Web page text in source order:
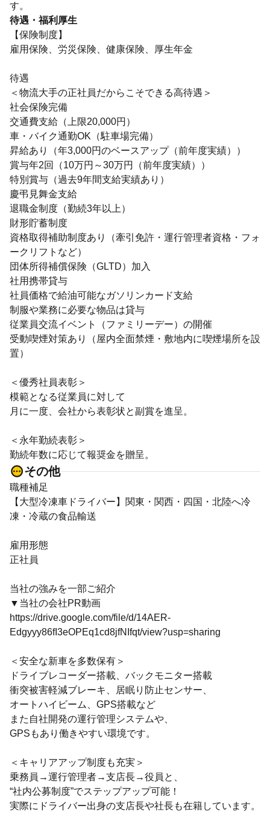
す。
待遇・福利厚生
【保険制度】
雇用保険、労災保険、健康保険、厚生年金
待遇
＜物流大手の正社員だからこそできる高待遇＞
社会保険完備
交通費支給（上限20,000円）
車・バイク通勤OK（駐車場完備）
昇給あり（年3,000円のベースアップ（前年度実績））
賞与年2回（10万円～30万円（前年度実績））
特別賞与（過去9年間支給実績あり）
慶弔見舞金支給
退職金制度（勤続3年以上）
財形貯蓄制度
資格取得補助制度あり（牽引免許・運行管理者資格・フォ
ークリフトなど）
団体所得補償保険（GLTD）加入
社用携帯貸与
社員価格で給油可能なガソリンカード支給
制服や業務に必要な物品は貸与
従業員交流イベント（ファミリーデー）の開催
受動喫煙対策あり（屋内全面禁煙・敷地内に喫煙場所を設
置）
＜優秀社員表彰＞
模範となる従業員に対して
月に一度、会社から表彰状と副賞を進呈。
＜永年勤続表彰＞
勤続年数に応じて報奨金を贈呈。
その他
職種補足
【大型冷凍車ドライバー】関東・関西・四国・北陸へ冷
凍・冷蔵の食品輸送
雇用形態
正社員
当社の強みを一部ご紹介
▼当社の会社PR動画
https://drive.google.com/file/d/14AER-
Edgyyy86fI3eOPEq1cd8jfNIfqt/view?usp=sharing
＜安全な新車を多数保有＞
ドライブレコーダー搭載、バックモニター搭載
衝突被害軽減ブレーキ、居眠り防止センサー、
オートハイビーム、GPS搭載など
また自社開発の運行管理システムや、
GPSもあり働きやすい環境です。
＜キャリアアップ制度も充実＞
乗務員→運行管理者→支店長→役員と、
“社内公募制度”でステップアップ可能！
実際にドライバー出身の支店長や社長も在籍しています。